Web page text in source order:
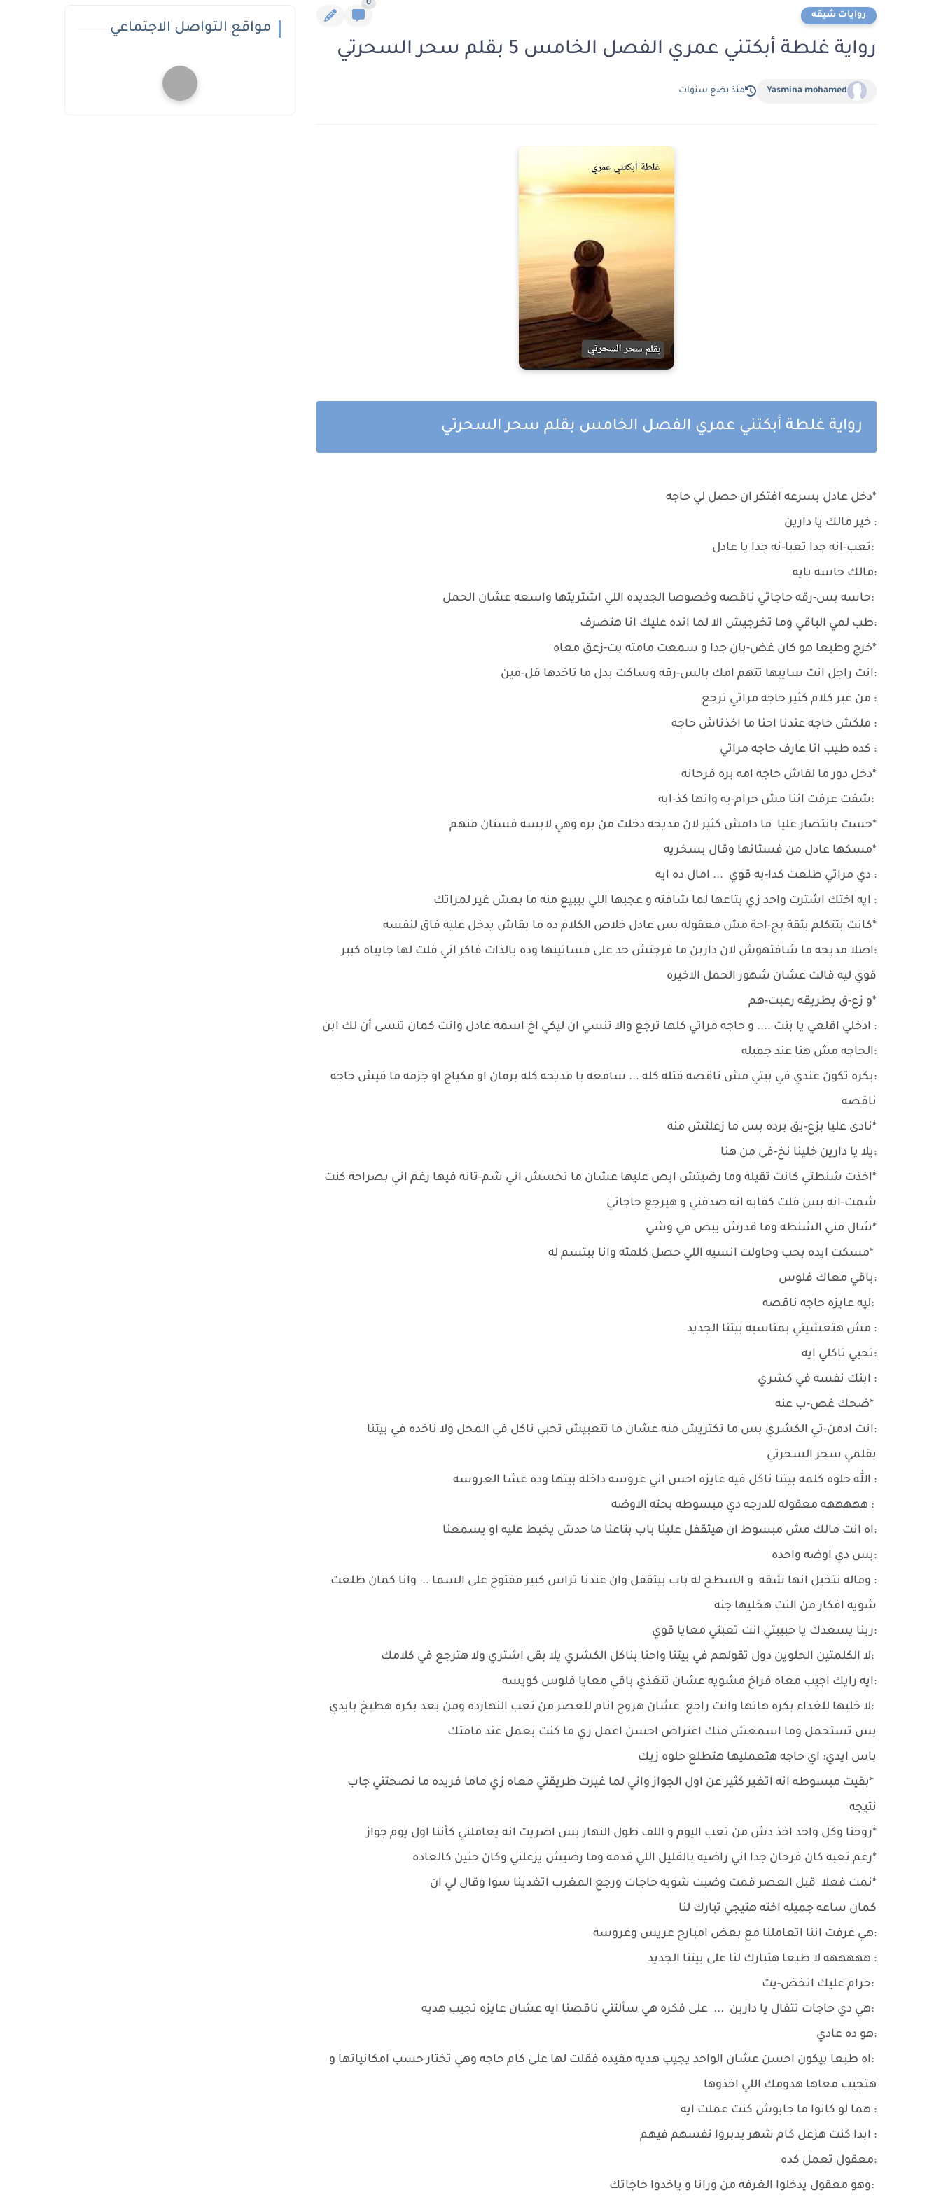
روايات شيقه
0
رواية غلطة أبكتني عمري الفصل الخامس 5 بقلم سحر السحرتي
Yasmina mohamed منذ بضع سنوات
رواية غلطة أبكتني عمري الفصل الخامس بقلم سحر السحرتي
*دخل عادل بسرعه افتكر ان حصل لي حاجه
: خير مالك يا دارين
:تعب-انه جدا تعبا-نه جدا يا عادل
:مالك حاسه بايه
:حاسه بس-رقه حاجاتي ناقصه وخصوصا الجديده اللي اشتريتها واسعه عشان الحمل
:طب لمي الباقي وما تخرجيش الا لما انده عليك انا هتصرف
*خرج وطبعا هو كان غض-بان جدا و سمعت مامته بت-زعق معاه
:انت راجل انت سايبها تتهم امك بالس-رقه وساكت بدل ما تاخدها قل-مين
: من غير كلام كثير حاجه مراتي ترجع
: ملكش حاجه عندنا احنا ما اخذناش حاجه
: كده طيب انا عارف حاجه مراتي
*دخل دور ما لقاش حاجه امه بره فرحانه
:شفت عرفت اننا مش حرام-يه وانها كذ-ابه
*حست بانتصار عليا ما دامش كثير لان مديحه دخلت من بره وهي لابسه فستان منهم
*مسكها عادل من فستانها وقال بسخريه
: دي مراتي طلعت كدا-به قوي ... امال ده ايه
: ايه اختك اشترت واحد زي بتاعها لما شافته و عجبها اللي بيبيع منه ما بعش غير لمراتك
*كانت بتتكلم بثقة بج-احة مش معقوله بس عادل خلاص الكلام ده ما بقاش يدخل عليه فاق لنفسه
:اصلا مديحه ما شافتهوش لان دارين ما فرجتش حد على فساتينها وده بالذات فاكر اني قلت لها جايباه كبير
قوي ليه قالت عشان شهور الحمل الاخيره
*و زع-ق بطريقه رعبت-هم
: ادخلي اقلعي يا بنت .... و حاجه مراتي كلها ترجع والا تنسي ان ليكي اخ اسمه عادل وانت كمان تنسى أن لك ابن
:الحاجه مش هنا عند جميله
:بكره تكون عندي في بيتي مش ناقصه فتله كله ... سامعه يا مديحه كله برفان او مكياج او جزمه ما فيش حاجه
ناقصه
*نادى عليا بزع-يق برده بس ما زعلتش منه
:يلا يا دارين خلينا نخ-فى من هنا
*اخذت شنطتي كانت تقيله وما رضيتش ابص عليها عشان ما تحسش اني شم-تانه فيها رغم اني بصراحه كنت
شمت-انه بس قلت كفايه انه صدقني و هيرجع حاجاتي
*شال مني الشنطه وما قدرش يبص في وشي
*مسكت ايده بحب وحاولت انسيه اللي حصل كلمته وانا ببتسم له
:باقي معاك فلوس
:ليه عايزه حاجه ناقصه
: مش هتعشيني بمناسبه بيتنا الجديد
:تحبي تاكلي ايه
: ابنك نفسه في كشري
*ضحك غص-ب عنه
:انت ادمن-تي الكشري بس ما تكتريش منه عشان ما تتعبيش تحبي ناكل في المحل ولا ناخده في بيتنا
بقلمي سحر السحرتي
: الله حلوه كلمه بيتنا ناكل فيه عايزه احس اني عروسه داخله بيتها وده عشا العروسه
: هههههه معقوله للدرجه دي مبسوطه بحته الاوضه
:اه انت مالك مش مبسوط ان هيتقفل علينا باب بتاعنا ما حدش يخبط عليه او يسمعنا
:بس دي اوضه واحده
: وماله نتخيل انها شقه و السطح له باب بيتقفل وان عندنا تراس كبير مفتوح على السما .. وانا كمان طلعت
شويه افكار من النت هخليها جنه
:ربنا يسعدك يا حبيبتي انت تعبتي معايا قوي
:لا الكلمتين الحلوين دول تقولهم في بيتنا واحنا بناكل الكشري يلا بقى اشتري ولا هترجع في كلامك
:ايه رايك اجيب معاه فراخ مشويه عشان تتغذي باقي معايا فلوس كويسه
:لا خليها للغداء بكره هاتها وانت راجع عشان هروح انام للعصر من تعب النهارده ومن بعد بكره هطبخ بايدي
بس تستحمل وما اسمعش منك اعتراض احسن اعمل زي ما كنت بعمل عند مامتك
باس ايدي: اي حاجه هتعمليها هتطلع حلوه زيك
*بقيت مبسوطه انه اتغير كثير عن اول الجواز واني لما غيرت طريقتي معاه زي ماما فريده ما نصحتني جاب
نتيجه
*روحنا وكل واحد اخذ دش من تعب اليوم و اللف طول النهار بس اصريت انه يعاملني كأننا اول يوم جواز
*رغم تعبه كان فرحان جدا اني راضيه بالقليل اللي قدمه وما رضيش يزعلني وكان حنين كالعاده
*نمت فعلا قبل العصر قمت وضبت شويه حاجات ورجع المغرب اتغدينا سوا وقال لي ان
كمان ساعه جميله اخته هتيجي تبارك لنا
:هي عرفت اننا اتعاملنا مع بعض امبارح عريس وعروسه
: هههههه لا طبعا هتبارك لنا على بيتنا الجديد
:حرام عليك اتخض-يت
:هي دي حاجات تتقال يا دارين ... على فكره هي سألتني ناقصنا ايه عشان عايزه تجيب هديه
:هو ده عادي
:اه طبعا بيكون احسن عشان الواحد يجيب هديه مفيده فقلت لها على كام حاجه وهي تختار حسب امكانياتها و
هتجيب معاها هدومك اللي اخذوها
: هما لو كانوا ما جابوش كنت عملت ايه
: ابدا كنت هزعل كام شهر يدبروا نفسهم فيهم
:معقول تعمل كده
:وهو معقول يدخلوا الغرفه من ورانا و ياخدوا حاجاتك
مواقع التواصل الاجتماعي